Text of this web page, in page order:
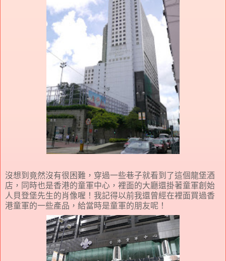
沒想到竟然沒有很困難，穿過一些巷子就看到了這個龍堡酒
店，同時也是香港的童軍中心，裡面的大廳還掛著童軍創始
人貝登堡先生的肖像喔！我記得以前我還曾經在裡面買過香
港童軍的一些產品，給當時是童軍的朋友呢！